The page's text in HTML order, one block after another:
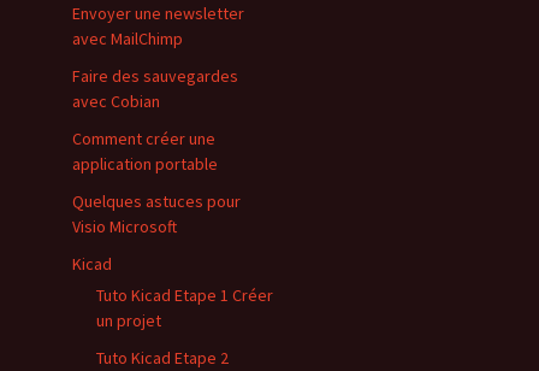
Envoyer une newsletter
avec MailChimp
Faire des sauvegardes
avec Cobian
Comment créer une
application portable
Quelques astuces pour
Visio Microsoft
Kicad
Tuto Kicad Etape 1 Créer
un projet
Tuto Kicad Etape 2